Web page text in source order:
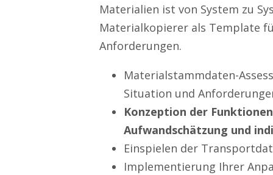
Materialien ist von System zu
Materialkopierer als Template
Anforderungen.
Materialstammdaten-
Situation und
Konzeption der
Aufwandschätzung und
Einspielen der
Implementierung Ihrer